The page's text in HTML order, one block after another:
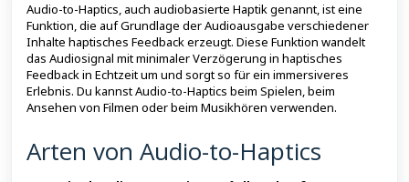
Audio-to-Haptics, auch audiobasierte Haptik genannt, ist eine
Funktion, die auf Grundlage der Audioausgabe verschiedener
Inhalte haptisches Feedback erzeugt. Diese Funktion wandelt
das Audiosignal mit minimaler Verzögerung in haptisches
Feedback in Echtzeit um und sorgt so für ein immersiveres
Erlebnis. Du kannst Audio-to-Haptics beim Spielen, beim
Ansehen von Filmen oder beim Musikhören verwenden.
Arten von Audio-to-Haptics